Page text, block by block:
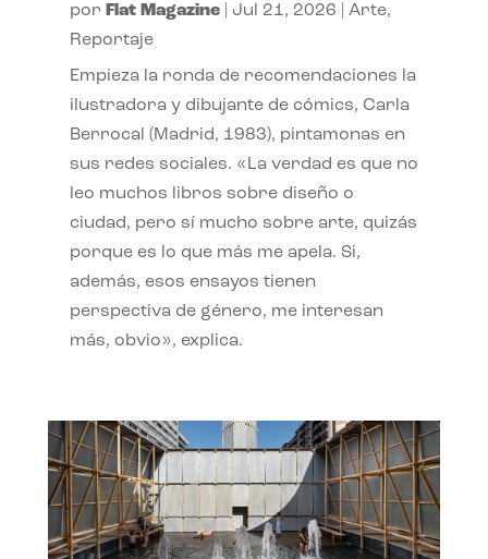
por Flat Magazine| Jul 21, 2026 Arte,
Reportaje
Empieza la ronda de recomendaciones la
ilustradora y dibujante de cómics, Carla
Berrocal (Madrid, 1983), pintamonas en
sus redes sociales. «La verdad es que no
leo muchos libros sobre diseño o
ciudad, pero sí mucho sobre arte, quizás
porque es lo que más me apela. Si,
además, esos ensayos tienen
perspectiva de género, me interesan
más, obvio», explica.